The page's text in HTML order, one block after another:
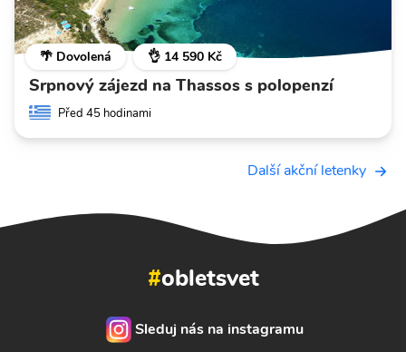
🌴 Dovolená 👌 14 590 Kč
Srpnový zájezd na Thassos s polopenzí
Před 45 hodinami
Další akční letenky
#obletsvet
Sleduj nás na instagramu